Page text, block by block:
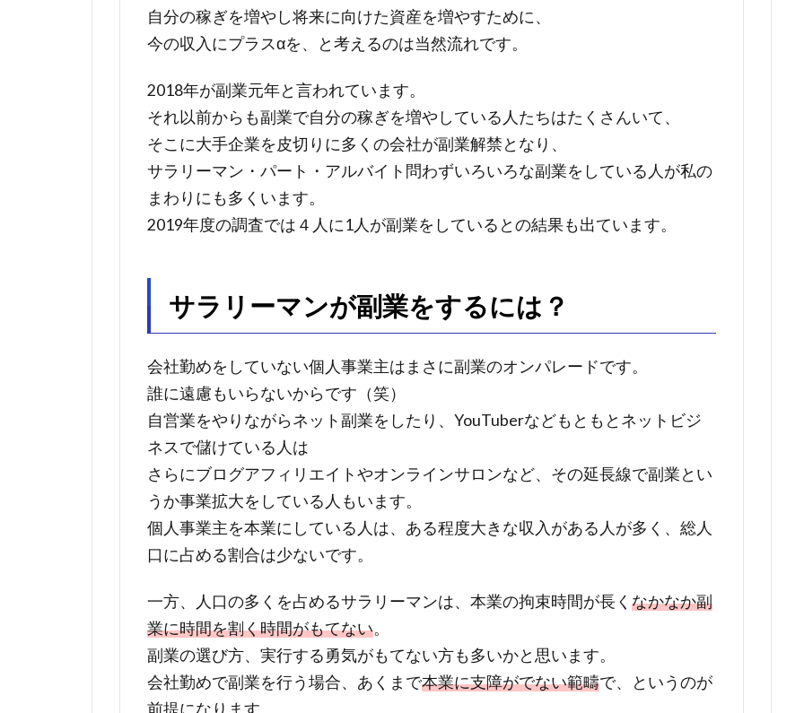
自分の稼ぎを増やし将来に向けた資産を増やすために、
今の収入にプラスαを、と考えるのは当然流れです。
2018年が副業元年と言われています。
それ以前からも副業で自分の稼ぎを増やしている人たちはたくさんいて、
そこに大手企業を皮切りに多くの会社が副業解禁となり、
サラリーマン・パート・アルバイト問わずいろいろな副業をしている人が私の
まわりにも多くいます。
2019年度の調査では４人に1人が副業をしているとの結果も出ています。
サラリーマンが副業をするには？
会社勤めをしていない個人事業主はまさに副業のオンパレードです。
誰に遠慮もいらないからです（笑）
自営業をやりながらネット副業をしたり、YouTuberなどもともとネットビジ
ネスで儲けている人は
さらにブログアフィリエイトやオンラインサロンなど、その延長線で副業とい
うか事業拡大をしている人もいます。
個人事業主を本業にしている人は、ある程度大きな収入がある人が多く、総人
口に占める割合は少ないです。
一方、人口の多くを占めるサラリーマンは、本業の拘束時間が長く なかなか副
業に時間を割く時間がもてない。
副業の選び方、実行する勇気がもてない方も多いかと思います。
会社勤めで副業を行う場合、あくまで本業に支障がでない範疇で、というのが
前提になります。